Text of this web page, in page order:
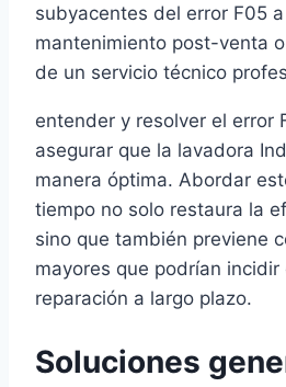
subyacentes del error F05
mantenimiento post-venta
de un servicio técnico
entender y resolver el error
asegurar que la lavadora
manera óptima. Abordar
tiempo no solo restaura la
sino que también previene
mayores que podrían
reparación a largo plazo.
Soluciones